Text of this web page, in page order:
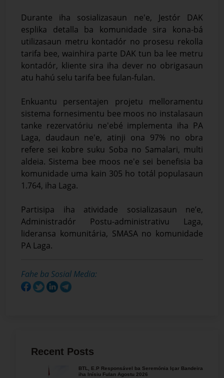
Durante iha sosializasaun ne'e, Jestór DAK
esplika detalla ba komunidade sira kona-bá
utilizasaun metru kontadór no prosesu rekolla
tarifa bee, wainhira parte DAK tun ba lee metru
kontadór, kliente sira iha dever no obrigasaun
atu hahú selu tarifa bee fulan-fulan.
Enkuantu persentajen projetu melloramentu
sistema fornesimentu bee moos no instalasaun
tanke rezervatóriu ne'ebé implementa iha PA
Laga, daudaun ne'e, atinji ona 97% no obra
refere sei kobre suku Soba no Samalari, multi
aldeia. Sistema bee moos ne'e sei benefisia ba
komunidade uma kain 305 ho totál populasaun
1.764, iha Laga.
Partisipa iha atividade sosializasaun ne’e,
Administradór Postu-administrativu Laga,
lideransa komunitária, SMASA no komunidade
PA Laga.
Fahe ba Sosial Media:
Recent Posts
BTL, E.P Responsável ba Seremónia Içar Bandeira
iha Inísiu Fulan Agostu 2026